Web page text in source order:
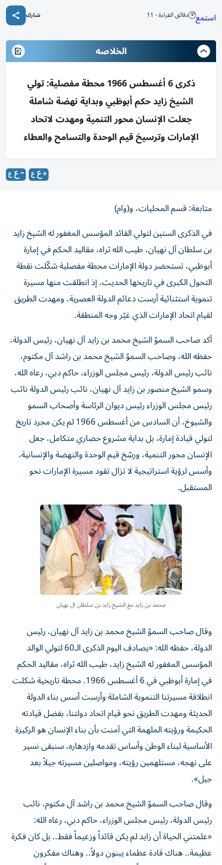
استمع دقائق القراءة - 11 شارك
الخلاصه
ذكرى 6 أغسطس 1966 محطة مفصلية: تولي
الشيخ زايد حكم أبوظبي وبداية نهضة شاملة
جعلت الإنسان محور التنمية ومهدت لاتحاد
الإمارات وترسيخ قيم الوحدة والتسامح والعطاء
متابعة: قسم المحليات، و(وام)
في الذكرى الستين لتولي القائد المؤسس المغفور له الشيخ زايد
بن سلطان آل نهيان، طيب الله ثراه، مقاليد الحكم في إمارة
أبوظبي، تستحضر دولة الإمارات محطة مفصلية شكّلت نقطة
التحول الكبرى في تاريخها الحديث، إذ انطلقت منها مسيرة
تنموية استثنائية أرست دعائم الدولة العصرية، ومهدت الطريق
لقيام اتحاد الإمارات الذي غيّر وجه المنطقة.
أكد صاحب السموّ الشيخ محمد بن زايد آل نهيان، رئيس الدولة،
حفظه الله، وصاحب السموّ الشيخ محمد بن راشد آل مكتوم،
نائب رئيس الدولة، رئيس مجلس الوزراء، حاكم دبي، رعاه الله،
وسمو الشيخ منصور بن زايد آل نهيان، نائب رئيس الدولة نائب
رئيس مجلس الوزراء رئيس ديوان الرئاسة وأصحاب السمو
والشيوخ، أن السادس من أغسطس 1966 لم يكن مجرد تاريخ
لتولي قيادة إمارة، بل بداية مشروع حضاري متكامل، جعل
الإنسان محور التنمية، ورسّخ قيم الوحدة والنهضة والإنسانية،
وأسس لرؤية استراتيجية لا تزال تقود مسيرة الإمارات نحو
المستقبل.
محمد بن زايد مع الشيخ زايد بن سلطان ال نهيان
وقال صاحب السموّ الشيخ محمد بن زايد آل نهيان، رئيس
الدولة، حفظه الله: «يصادف اليوم الذكرى الـ60 لتولي الوالد
المؤسس المغفور له الشيخ زايد، طيب الله ثراه، مقاليد الحكم
في إمارة أبوظبي في 6 أغسطس 1966. محطة تاريخية شكلت
انطلاقة مسيرتنا التنموية الشاملة وأرست أسس بناء الدولة
الحديثة ومهدت الطريق نحو قيام اتحاد دولتنا، بفضل قيادته
الحكيمة ورؤيته الملهمة التي آمنت بأن بناء الإنسان هو الركيزة
الأساسية لبناء الوطن وأساس تقدمه وازدهاره، سنبقى نسير
على نهجه، مستلهمين رؤيته، ومواصلين مسيرته جيلاً بعد
جيل».
وقال صاحب السموّ الشيخ محمد بن راشد آل مكتوم، نائب
رئيس الدولة، رئيس مجلس الوزراء، حاكم دبي، رعاه الله:
«علمتني الحياة أن زايد لم يكن قائداً وزعيماً فقط.. بل كان فكرة
عظيمة.. هناك قادة عظماء يبنون دولاً.. وهناك مفكرون